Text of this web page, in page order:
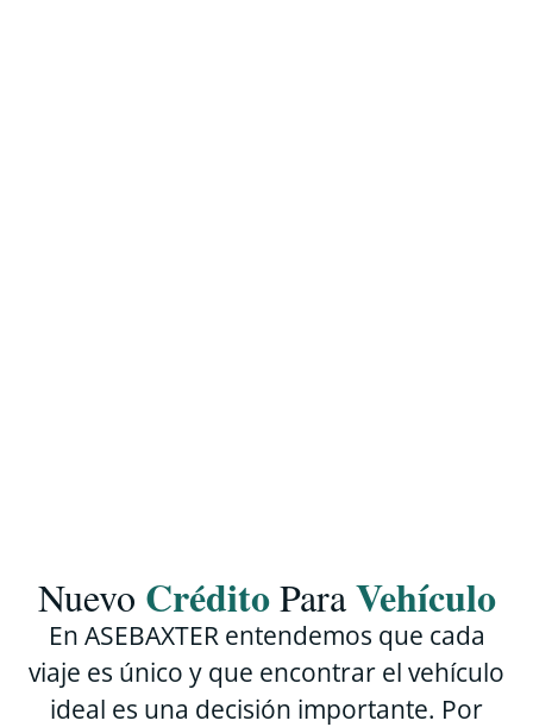
Nuevo CréditoParaVehículo
En ASEBAXTER entendemos que cada
viaje es único y que encontrar el vehículo
ideal es una decisión importante. Por